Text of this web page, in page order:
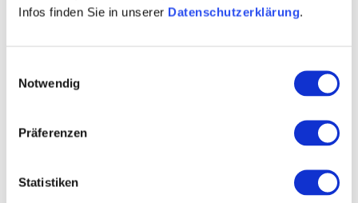
Infos finden Sie in unserer Datenschutzerklärung.
Notwendig
Präferenzen
Statistiken
Contact